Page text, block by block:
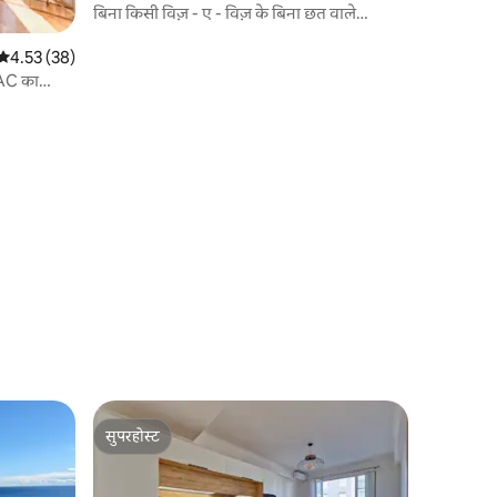
रेटिंग 5 में से 4.53, 38 समीक्षाएँ
4.53 (38)
का
बिना किसी विज़ - ए - विज़ के बिना छत वाले
सुपरहोस्ट
सुपरहोस्ट